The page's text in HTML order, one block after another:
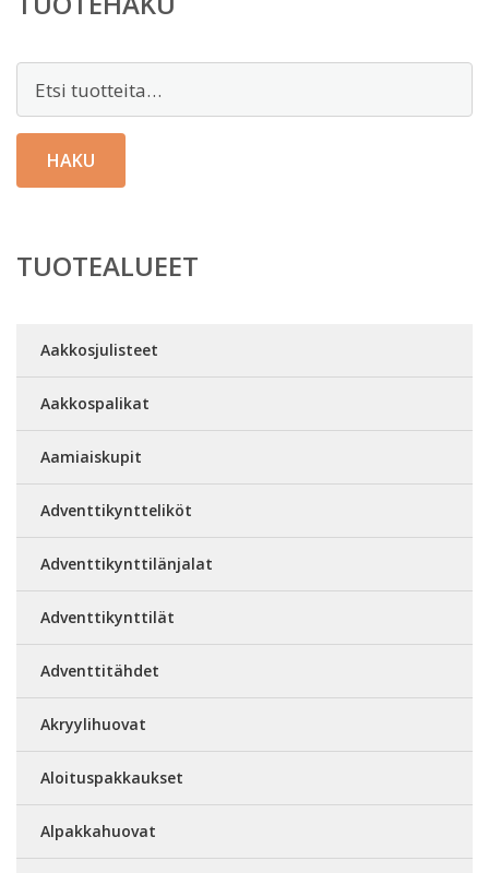
HAKU
TUOTEALUEET
Aakkosjulisteet
Aakkospalikat
Aamiaiskupit
Adventtikyntteliköt
Adventtikynttilänjalat
Adventtikynttilät
Adventtitähdet
Akryylihuovat
Aloituspakkaukset
Alpakkahuovat